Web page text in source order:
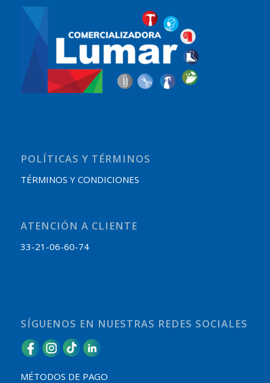
POLÍTICAS Y TÉRMINOS
TÉRMINOS Y CONDICIONES
ATENCIÓN A CLIENTE
33-21-06-60-74
SÍGUENOS EN NUESTRAS REDES SOCIALES
MÉTODOS DE PAGO